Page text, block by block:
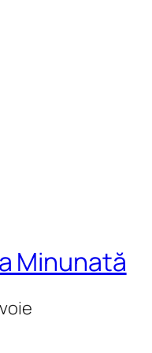
Minunată